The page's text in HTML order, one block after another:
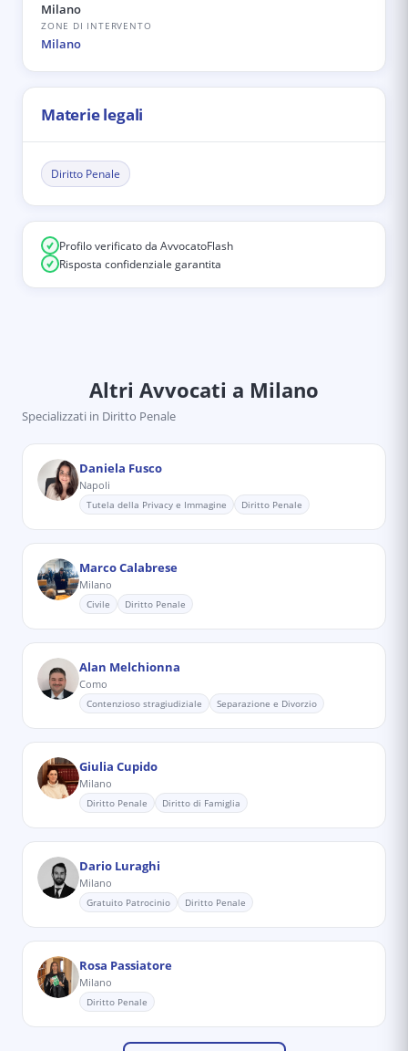
Milano
ZONE DI INTERVENTO
Milano
Materie legali
Diritto Penale
Profilo verificato da AvvocatoFlash
Risposta confidenziale garantita
Altri Avvocati a Milano
Specializzati in Diritto Penale
Daniela Fusco
Napoli
Tutela della Privacy e Immagine Diritto Penale
Marco Calabrese
Milano
Civile Diritto Penale
Alan Melchionna
Como
Contenzioso stragiudiziale Separazione e Divorzio
Giulia Cupido
Milano
Diritto Penale Diritto di Famiglia
Dario Luraghi
Milano
Gratuito Patrocinio Diritto Penale
Rosa Passiatore
Milano
Diritto Penale